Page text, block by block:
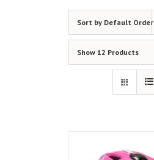
Sort by Default Order
Show 12 Products